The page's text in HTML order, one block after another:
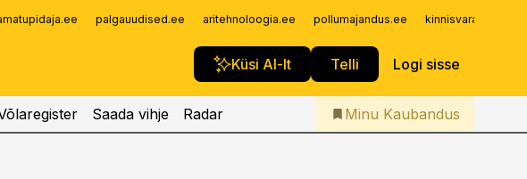
palgauudised.ee aritehnoloogia.ee pollumajandus.ee
Küsi AI-lt Telli Logi sisse
Iseteenindus
Telli Kaubandus
Saada vihje Radar Minu Kaubandus